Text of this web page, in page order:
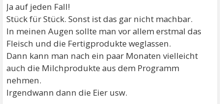
Ja auf jeden Fall!
Stück für Stück. Sonst ist das gar nicht machbar.
In meinen Augen sollte man vor allem erstmal das
Fleisch und die Fertigprodukte weglassen.
Dann kann man nach ein paar Monaten vielleicht
auch die Milchprodukte aus dem Programm
nehmen.
Irgendwann dann die Eier usw.